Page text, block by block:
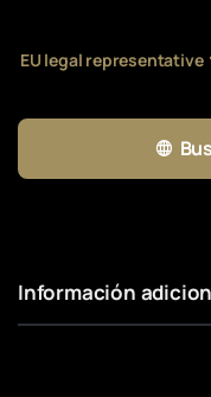
EU legal representative
Información